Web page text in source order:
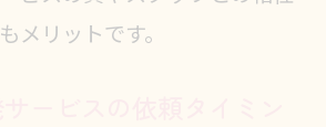
メリットです。